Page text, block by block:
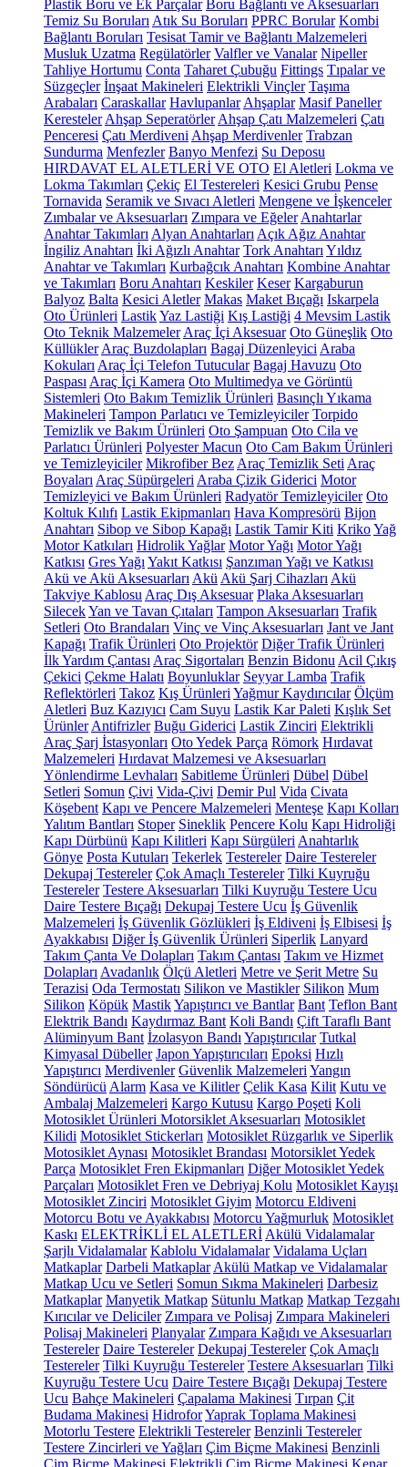
Plastik Boru ve Ek Parçalar Boru Bağlantı ve Aksesuarları
Temiz Su Boruları Atık Su Boruları PPRC Borular Kombi
Bağlantı Boruları Tesisat Tamir ve Bağlantı Malzemeleri
Musluk Uzatma Regülatörler Valfler ve Vanalar Nipeller
Tahliye Hortumu Conta Taharet Çubuğu Fittings Tıpalar ve
Süzgeçler İnşaat Makineleri Elektrikli Vinçler Taşıma
Arabaları Caraskallar Havlupanlar Ahşaplar Masif Paneller
Keresteler Ahşap Seperatörler Ahşap Çatı Malzemeleri Çatı
Penceresi Çatı Merdiveni Ahşap Merdivenler Trabzan
Sundurma Menfezler Banyo Menfezi Su Deposu
HIRDAVAT EL ALETLERİ VE OTO El Aletleri Lokma ve
Lokma Takımları Çekiç El Testereleri Kesici Grubu Pense
Tornavida Seramik ve Sıvacı Aletleri Mengene ve İşkenceler
Zımbalar ve Aksesuarları Zımpara ve Eğeler Anahtarlar
Anahtar Takımları Alyan Anahtarları Açık Ağız Anahtar
İngiliz Anahtarı İki Ağızlı Anahtar Tork Anahtarı Yıldız
Anahtar ve Takımları Kurbağcık Anahtarı Kombine Anahtar
ve Takımları Boru Anahtarı Keskiler Keser Kargaburun
Balyoz Balta Kesici Aletler Makas Maket Bıçağı Iskarpela
Oto Ürünleri LastikYaz Lastiği Kış Lastiği 4 Mevsim Lastik
Oto Teknik Malzemeler Araç İçi Aksesuar Oto Güneşlik Oto
Küllükler Araç Buzdolapları Bagaj Düzenleyici Araba
Kokuları Araç İçi Telefon Tutucular Bagaj Havuzu Oto
Paspası Araç İçi Kamera Oto Multimedya ve Görüntü
Sistemleri Oto Bakım Temizlik Ürünleri Basınçlı Yıkama
Makineleri Tampon Parlatıcı ve Temizleyiciler Torpido
Temizlik ve Bakım Ürünleri Oto Şampuan Oto Cila ve
Parlatıcı Ürünleri Polyester Macun Oto Cam Bakım Ürünleri
ve Temizleyiciler Mikrofiber Bez Araç Temizlik Seti Araç
Boyaları Araç Süpürgeleri Araba Çizik Giderici Motor
Temizleyici ve Bakım Ürünleri Radyatör Temizleyiciler Oto
Koltuk Kılıfı Lastik Ekipmanları Hava Kompresörü Bijon
Anahtarı Sibop ve Sibop Kapağı Lastik Tamir Kiti KrikoYağ
Motor Katkıları Hidrolik Yağlar Motor Yağı Motor Yağı
Katkısı Gres Yağı Yakıt Katkısı Şanzıman Yağı ve Katkısı
Akü ve Akü Aksesuarları Akü Akü Şarj Cihazları Akü
Takviye Kablosu Araç Dış Aksesuar Plaka Aksesuarları
SilecekYan ve Tavan Çıtaları Tampon Aksesuarları Trafik
Setleri Oto Brandaları Vinç ve Vinç Aksesuarları Jant ve Jant
Kapağı Trafik Ürünleri Oto Projektör Diğer Trafik Ürünleri
İlk Yardım Çantası Araç Sigortaları Benzin Bidonu Acil Çıkış
Çekici Çekme Halatı Boyunluklar Seyyar Lamba Trafik
Reflektörleri Takoz Kış Ürünleri Yağmur Kaydırıcılar Ölçüm
Aletleri Buz Kazıyıcı Cam Suyu Lastik Kar Paleti Kışlık Set
Ürünler Antifrizler Buğu Giderici Lastik Zinciri Elektrikli
Araç Şarj İstasyonları Oto Yedek Parça Römork Hırdavat
Malzemeleri Hırdavat Malzemesi ve Aksesuarları
Yönlendirme Levhaları Sabitleme Ürünleri Dübel Dübel
Setleri Somun Çivi Vida-Çivi Demir Pul Vida Civata
Köşebent Kapı ve Pencere Malzemeleri Menteşe Kapı Kolları
Yalıtım Bantları Stoper Sineklik Pencere Kolu Kapı Hidroliği
Kapı Dürbünü Kapı Kilitleri Kapı Sürgüleri Anahtarlık
Gönye Posta Kutuları Tekerlek Testereler Daire Testereler
Dekupaj Testereler Çok Amaçlı Testereler Tilki Kuyruğu
Testereler Testere Aksesuarları Tilki Kuyruğu Testere Ucu
Daire Testere Bıçağı Dekupaj Testere Ucu İş Güvenlik
Malzemeleri İş Güvenlik Gözlükleri İş Eldiveni İş Elbisesi İş
Ayakkabısı Diğer İş Güvenlik Ürünleri Siperlik Lanyard
Takım Çanta Ve Dolapları Takım Çantası Takım ve Hizmet
Dolapları Avadanlık Ölçü Aletleri Metre ve Şerit Metre Su
Terazisi Oda Termostatı Silikon ve Mastikler Silikon Mum
Silikon Köpük MastikYapıştırıcı ve Bantlar Bant Teflon Bant
Elektrik Bandı Kaydırmaz Bant Koli Bandı Çift Taraflı Bant
Alüminyum Bant İzolasyon Bandı Yapıştırıcılar Tutkal
Kimyasal Dübeller Japon Yapıştırıcıları Epoksi Hızlı
Yapıştırıcı Merdivenler Güvenlik Malzemeleri Yangın
Söndürücü Alarm Kasa ve Kilitler Çelik Kasa Kilit Kutu ve
Ambalaj Malzemeleri Kargo Kutusu Kargo Poşeti Koli
Motosiklet Ürünleri Motorsiklet Aksesuarları Motosiklet
Kilidi Motosiklet Stickerları Motosiklet Rüzgarlık ve Siperlik
Motosiklet Aynası Motosiklet Brandası Motorsiklet Yedek
Parça Motosiklet Fren Ekipmanları Diğer Motosiklet Yedek
Parçaları Motosiklet Fren ve Debriyaj Kolu Motosiklet Kayışı
Motosiklet Zinciri Motosiklet Giyim Motorcu Eldiveni
Motorcu Botu ve Ayakkabısı Motorcu Yağmurluk Motosiklet
Kaskı ELEKTRİKLİ EL ALETLERİ Akülü Vidalamalar
Şarjlı Vidalamalar Kablolu Vidalamalar Vidalama Uçları
Matkaplar Darbeli Matkaplar Akülü Matkap ve Vidalamalar
Matkap Ucu ve Setleri Somun Sıkma Makineleri Darbesiz
Matkaplar Manyetik Matkap Sütunlu Matkap Matkap Tezgahı
Kırıcılar ve Deliciler Zımpara ve Polisaj Zımpara Makineleri
Polisaj Makineleri Planyalar Zımpara Kağıdı ve Aksesuarları
Testereler Daire Testereler Dekupaj Testereler Çok Amaçlı
Testereler Tilki Kuyruğu Testereler Testere Aksesuarları Tilki
Kuyruğu Testere Ucu Daire Testere Bıçağı Dekupaj Testere
Ucu Bahçe Makineleri Çapalama Makinesi Tırpan Çit
Budama Makinesi HidroforYaprak Toplama Makinesi
Motorlu Testere Elektrikli Testereler Benzinli Testereler
Testere Zincirleri ve Yağları Çim Biçme Makinesi Benzinli
Çim Biçme Makinesi Elektrikli Çim Biçme Makinesi Kenar